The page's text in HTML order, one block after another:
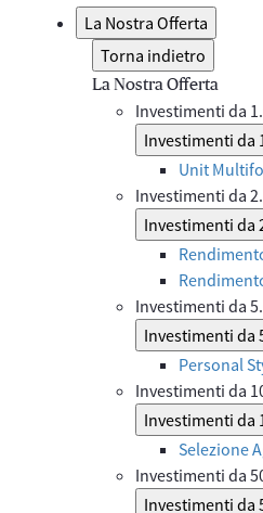
La Nostra Offerta
Torna indietro
La Nostra Offerta
Investimenti da
Investimenti da
Unit
Investimenti da
Investimenti da
Investimenti da
Investimenti da
Personal
Investimenti da
Investimenti da
Selezione
Investimenti da
Investimenti da